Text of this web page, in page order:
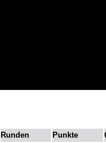
Runden Punkte